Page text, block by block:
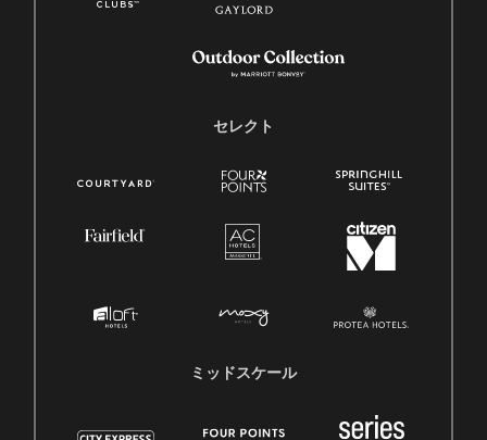
セレクト
ミッドスケール